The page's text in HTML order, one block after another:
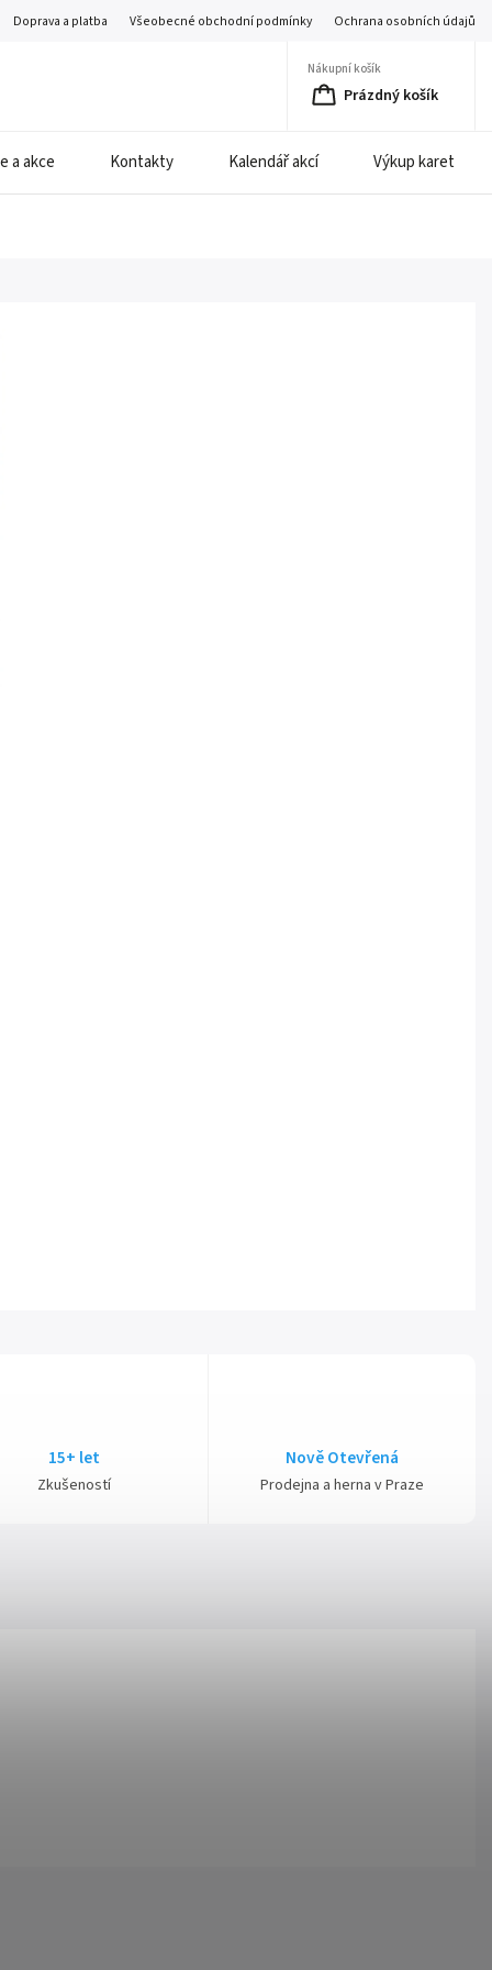
Doprava a platba Všeobecné obchodní podmínky Ochrana osobních údajů
Nákupní košík
Prázdný košík
a akce Kontakty Kalendář akcí Výkup karet
15+ let
Zkušeností
Nově Otevřená
Prodejna a herna v Praze